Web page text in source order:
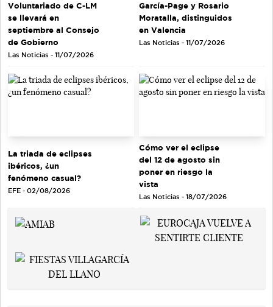
Voluntariado de C-LM
se llevará en
septiembre al Consejo
de Gobierno
Las Noticias - 11/07/2026
García-Page y Rosario
Moratalla, distinguidos
en Valencia
Las Noticias - 11/07/2026
La triada de eclipses
ibéricos, ¿un
fenómeno casual?
EFE - 02/08/2026
Cómo ver el eclipse
del 12 de agosto sin
poner en riesgo la
vista
Las Noticias - 18/07/2026